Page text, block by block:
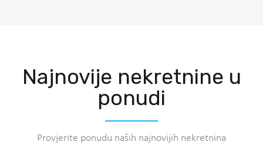
Najnovije nekretnine u
ponudi
Provjerite ponudu naših najnovijih nekretnina